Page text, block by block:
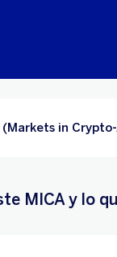
(Markets in
MICA y lo